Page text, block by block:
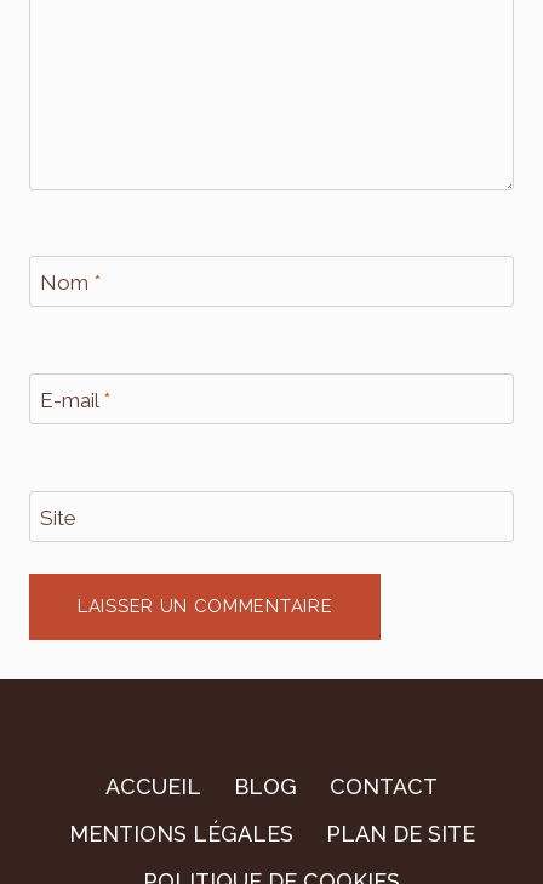
Nom *
E-mail *
Site
ACCUEIL BLOG
CONTACT
MENTIONS LÉGALES
PLAN DE SITE